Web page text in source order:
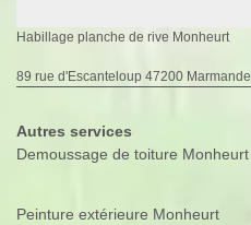
Habillage planche de rive Monheurt
89 rue d'Escanteloup 47200 Marmande
Autres services
Demoussage de toiture Monheurt
Peinture extérieure Monheurt